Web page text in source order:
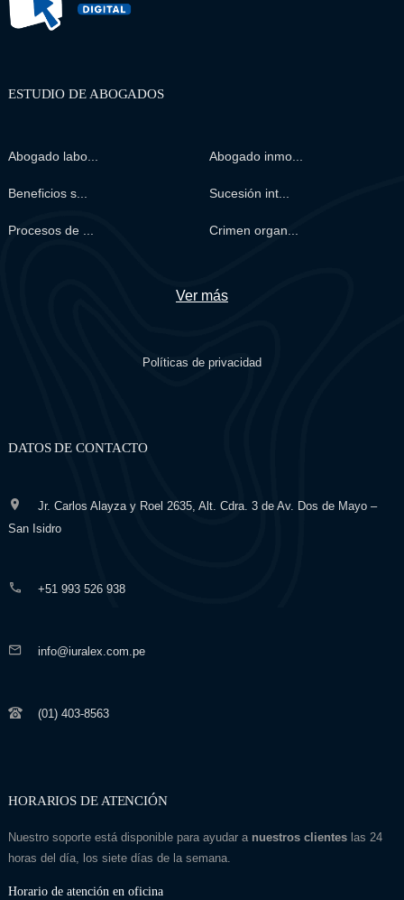
ESTUDIO DE ABOGADOS
Abogado labo... Abogado inmo...
Beneficios s... Sucesión int...
Procesos de ... Crimen organ...
Ver más
Políticas de privacidad
DATOS DE CONTACTO
Jr. Carlos Alayza y Roel 2635, Alt. Cdra. 3 de Av. Dos de Mayo –
San Isidro
+51 993 526 938
info@iuralex.com.pe
(01) 403-8563
HORARIOS DE ATENCIÓN
Nuestro soporte está disponible para ayudar a nuestros clienteslas 24
horas del día, los siete días de la semana.
Horario de atención en oficina